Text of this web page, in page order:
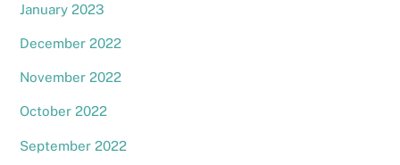
January 2023
December 2022
November 2022
October 2022
September 2022